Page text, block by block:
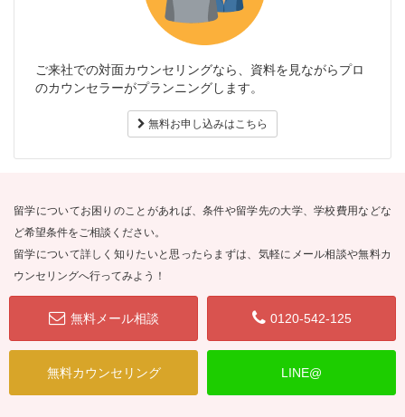
ご来社での対面カウンセリングなら、資料を見ながらプロ
のカウンセラーがプランニングします。
無料お申し込みはこちら
留学についてお困りのことがあれば、条件や留学先の大学、学校費用などな
ど希望条件をご相談ください。
留学について詳しく知りたいと思ったらまずは、気軽にメール相談や無料カ
ウンセリングへ行ってみよう！
無料メール相談 0120-542-125
無料カウンセリング LINE@